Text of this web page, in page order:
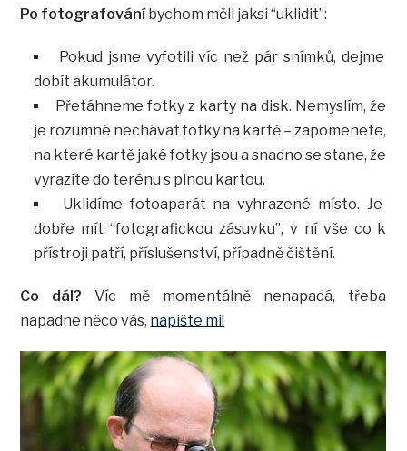
Po fotografováníbychom měli jaksi “uklidit”:
Pokud jsme vyfotili víc než pár snímků, dejme
dobít akumulátor.
Přetáhneme fotky z karty na disk. Nemyslím, že
je rozumné nechávat fotky na kartě – zapomenete,
na které kartě jaké fotky jsou a snadno se stane, že
vyrazíte do terénu s plnou kartou.
Uklidíme fotoaparát na vyhrazené místo. Je
dobře mít “fotografickou zásuvku”, v ní vše co k
přístroji patří, příslušenství, případně čištění.
Co dál? Víc mě momentálně nenapadá, třeba
napadne něco vás, napište mi!